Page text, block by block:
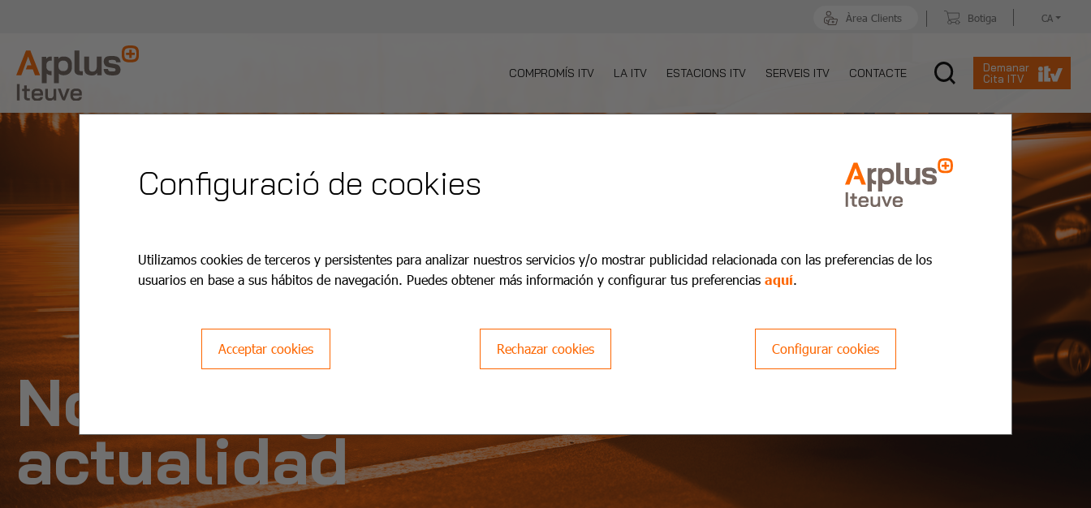
Àrea Clients Botiga CA
COMPROMÍS ITV LA ITV ESTACIONS ITV SERVEIS ITV CONTACTE
Demanar
Cita ITV
Noticias y
actualidad
Configuració de cookies
Utilizamos cookies de terceros y persistentes para analizar nuestros servicios y/o mostrar publicidad relacionada con las preferencias de los
usuarios en base a sus hábitos de navegación. Puedes obtener más información y configurar tus preferencias aquí.
Acceptar cookies Rechazar cookies Configurar cookies